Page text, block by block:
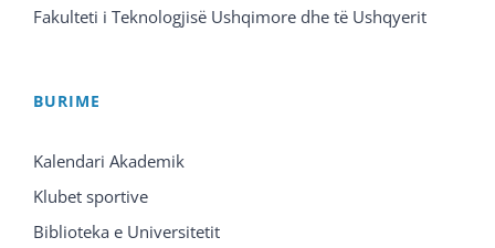
Fakulteti i Teknologjisë Ushqimore dhe të Ushqyerit
BURIME
Kalendari Akademik
Klubet sportive
Biblioteka e Universitetit